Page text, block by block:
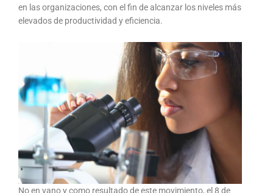
en las organizaciones, con el fin de alcanzar los niveles más
elevados de productividad y eficiencia.
No en vano y como resultado de este movimiento, el 8 de